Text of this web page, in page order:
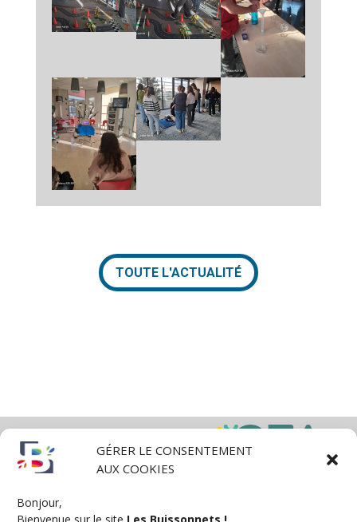
GÉRER LE CONSENTEMENT
AUX COOKIES
Bonjour,
TOUTE L'ACTUALITÉ